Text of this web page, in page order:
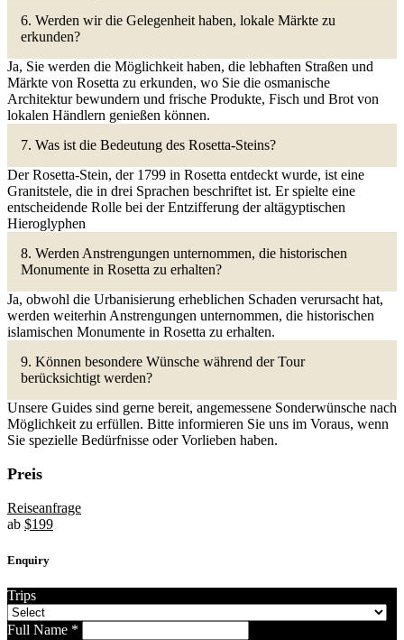
6. Werden wir die Gelegenheit haben, lokale Märkte zu
erkunden?
Ja, Sie werden die Möglichkeit haben, die lebhaften Straßen und
Märkte von Rosetta zu erkunden, wo Sie die osmanische
Architektur bewundern und frische Produkte, Fisch und Brot von
lokalen Händlern genießen können.
7. Was ist die Bedeutung des Rosetta-Steins?
Der Rosetta-Stein, der 1799 in Rosetta entdeckt wurde, ist eine
Granitstele, die in drei Sprachen beschriftet ist. Er spielte eine
entscheidende Rolle bei der Entzifferung der altägyptischen
Hieroglyphen
8. Werden Anstrengungen unternommen, die historischen
Monumente in Rosetta zu erhalten?
Ja, obwohl die Urbanisierung erheblichen Schaden verursacht hat,
werden weiterhin Anstrengungen unternommen, die historischen
islamischen Monumente in Rosetta zu erhalten.
9. Können besondere Wünsche während der Tour
berücksichtigt werden?
Unsere Guides sind gerne bereit, angemessene Sonderwünsche nach
Möglichkeit zu erfüllen. Bitte informieren Sie uns im Voraus, wenn
Sie spezielle Bedürfnisse oder Vorlieben haben.
Preis
Reiseanfrage
ab $199
Enquiry
Trips
Full Name *